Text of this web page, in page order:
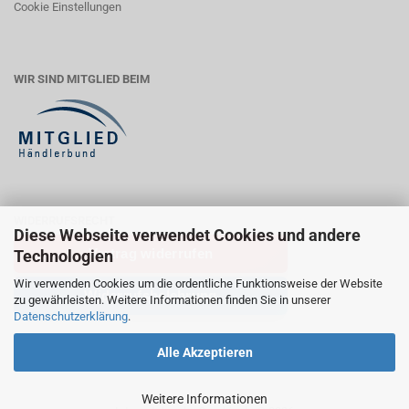
Diese Webseite verwendet Cookies und andere
Technologien
Wir verwenden Cookies um die ordentliche Funktionsweise der Website
zu gewährleisten. Weitere Informationen finden Sie in unserer
Datenschutzerklärung.
Alle Akzeptieren
Weitere Informationen
Cookie Einstellungen
WIR SIND MITGLIED BEIM
Vertrag widerrufen
Widerrufsbelehrung